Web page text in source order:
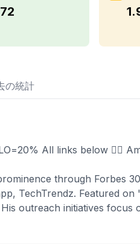
72
の統計
All links below 👇🏼
through Forbes
TechTrendz. Featured on
outreach initiatives focus